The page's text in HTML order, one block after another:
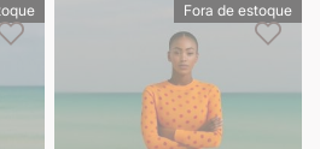
Adicionar à lista de desejos
Fora de estoque